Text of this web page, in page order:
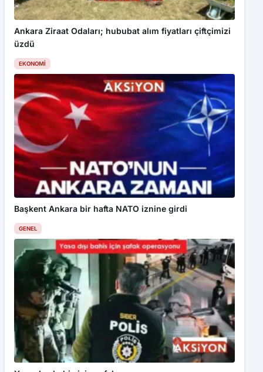
Ankara Ziraat Odaları; hububat alım fiyatları çiftçimizi
üzdü
EKONOMI
Başkent Ankara bir hafta NATO iznine girdi
GENEL